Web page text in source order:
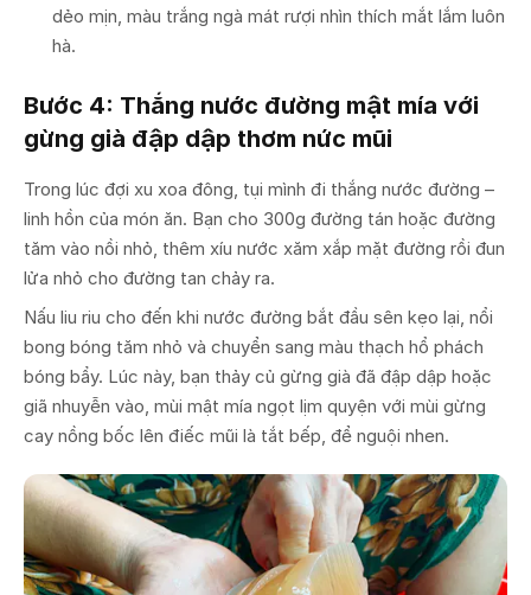
dẻo mịn, màu trắng ngà mát rượi nhìn thích mắt lắm luôn
hà.
Bước 4: Thắng nước đường mật mía với
gừng già đập dập thơm nức mũi
Trong lúc đợi xu xoa đông, tụi mình đi thắng nước đường –
linh hồn của món ăn. Bạn cho 300g đường tán hoặc đường
tăm vào nồi nhỏ, thêm xíu nước xăm xắp mặt đường rồi đun
lửa nhỏ cho đường tan chảy ra.
Nấu liu riu cho đến khi nước đường bắt đầu sên kẹo lại, nổi
bong bóng tăm nhỏ và chuyển sang màu thạch hổ phách
bóng bẩy. Lúc này, bạn thảy củ gừng già đã đập dập hoặc
giã nhuyễn vào, mùi mật mía ngọt lịm quyện với mùi gừng
cay nồng bốc lên điếc mũi là tắt bếp, để nguội nhen.